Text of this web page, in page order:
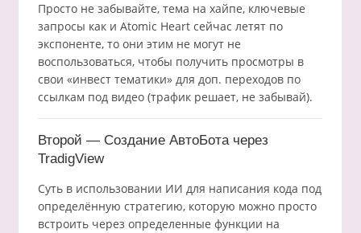
Просто не забывайте, тема на хайпе, ключевые
запросы как и Atomic Heart сейчас летят по
экспоненте, то они этим не могут не
воспользоваться, чтобы получить просмотры в
свои «инвест тематики» для доп. переходов по
ссылкам под видео (трафик решает, не забывай).
Второй — Создание АвтоБота через
TradigView
Суть в использовании ИИ для написания кода под
определённую стратегию, которую можно просто
встроить через определенные функции на